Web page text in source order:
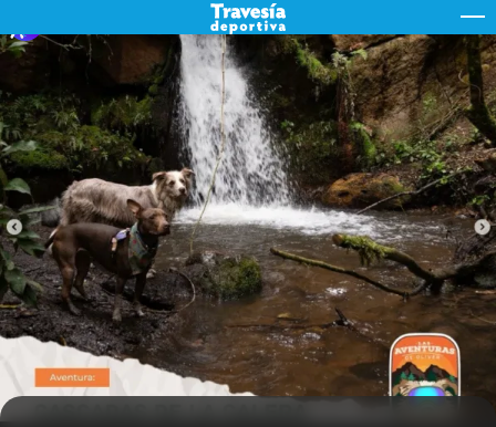
to
content